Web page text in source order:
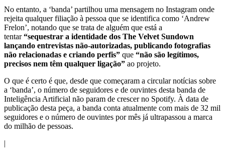
No entanto, a ‘banda’ partilhou uma mensagem no Instagram onde
rejeita qualquer filiação à pessoa que se identifica como ‘Andrew
Frelon’, notando que se trata de alguém que está a
tentar“sequestrar a identidade dos The Velvet Sundown
lançando entrevistas não-autorizadas, publicando fotografias
não relacionadas e criando perfis” que “não são legítimos,
precisos nem têm qualquer ligação” ao projeto.
O que é certo é que, desde que começaram a circular notícias sobre
a ‘banda’, o número de seguidores e de ouvintes desta banda de
Inteligência Artificial não param de crescer no Spotify. À data de
publicação desta peça, a banda conta atualmente com mais de 32 mil
seguidores e o número de ouvintes por mês já ultrapassou a marca
do milhão de pessoas.
|